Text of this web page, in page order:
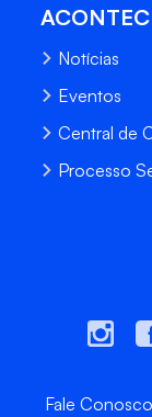
Notícias
Eventos
Central de
Processo
Fale Conosco